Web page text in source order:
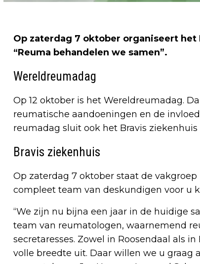
Op zaterdag 7 oktober organiseert
“Reuma behandelen we samen”.
Wereldreumadag
Op 12 oktober is het Wereldreumadag.
reumatische aandoeningen en de
reumadag sluit ook het Bravis
Bravis ziekenhuis
Op zaterdag 7 oktober staat de
compleet team van deskundigen voor u
“We zijn nu bijna een jaar in de huidige
team van reumatologen, waarnemend
secretaresses. Zowel in Roosendaal als
volle breedte uit. Daar willen we u graag